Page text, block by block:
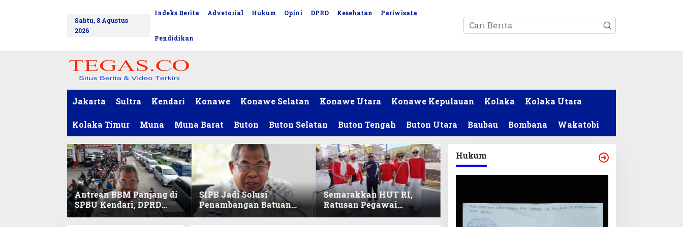
Sabtu, 8 Agustus
2026
Indeks Berita Advetorial Hukum Opini DPRD Kesehatan Pariwisata
Pendidikan
Jakarta Sultra Kendari Konawe Konawe Selatan Konawe Utara Konawe Kepulauan Kolaka Kolaka Utara
Kolaka Timur Muna Muna Barat Buton Buton Selatan Buton Tengah Buton Utara Baubau Bombana Wakatobi
Antrean BBM Panjang di
SPBU Kendari, DPRD
Sultra Duga Sistem
SIPB Jadi Solusi
Penambangan Batuan
Komoditas ex-Golongan
Semarakkan HUT RI,
Ratusan Pegawai
Sekretariat DPRD Sultra
Hukum